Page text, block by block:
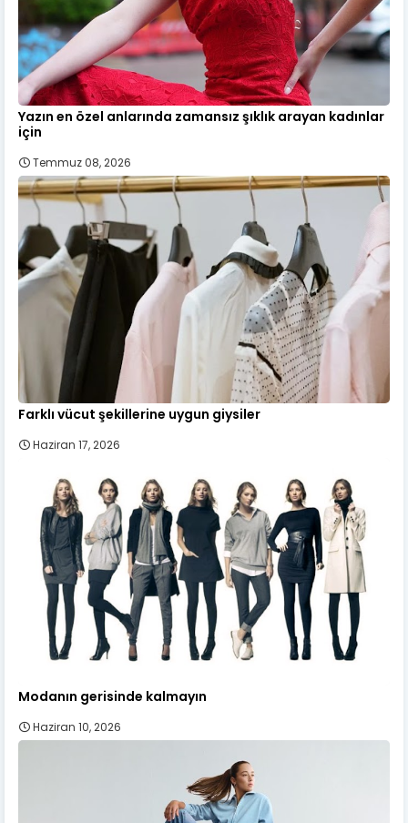
Yazın en özel anlarında zamansız şıklık arayan kadınlar
için
Temmuz 08, 2026
Farklı vücut şekillerine uygun giysiler
Haziran 17, 2026
Modanın gerisinde kalmayın
Haziran 10, 2026